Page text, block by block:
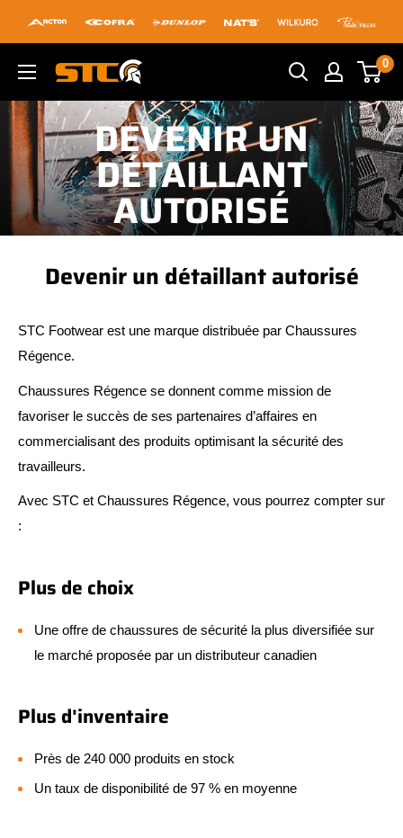
contenu
STC
Footwear
0
DEVENIR UN
DÉTAILLANT
AUTORISÉ
Devenir un détaillant autorisé
STC Footwear est une marque distribuée par Chaussures
Régence.
Chaussures Régence se donnent comme mission de
favoriser le succès de ses partenaires d’affaires en
commercialisant des produits optimisant la sécurité des
travailleurs.
Avec STC et Chaussures Régence, vous pourrez compter sur
:
Plus de choix
Une offre de chaussures de sécurité la plus diversifiée sur
le marché proposée par un distributeur canadien
Plus d'inventaire
Près de 240 000 produits en stock
Un taux de disponibilité de 97 % en moyenne